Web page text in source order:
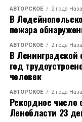
АВТОРСКОЕ 2 года
В
пожара
АВТОРСКОЕ 2 года
В Ленинградской
год
человек
АВТОРСКОЕ 2 года
Рекордное число
Ленобласти 23